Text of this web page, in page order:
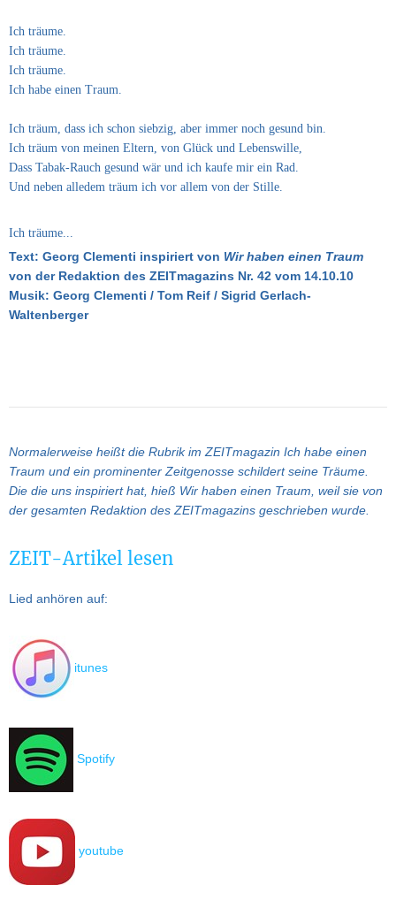
Ich träume.
Ich träume.
Ich träume.
Ich habe einen Traum.
Ich träum, dass ich schon siebzig, aber immer noch gesund bin.
Ich träum von meinen Eltern, von Glück und Lebenswille,
Dass Tabak-Rauch gesund wär und ich kaufe mir ein Rad.
Und neben alledem träum ich vor allem von der Stille.
Ich träume...
Text: Georg Clementi inspiriert von Wir haben einen Traum
von der Redaktion des ZEITmagazins Nr. 42 vom 14.10.10
Musik: Georg Clementi / Tom Reif / Sigrid Gerlach-
Waltenberger
Normalerweise heißt die Rubrik im ZEITmagazin Ich habe einen
Traum und ein prominenter Zeitgenosse schildert seine Träume.
Die die uns inspiriert hat, hieß Wir haben einen Traum, weil sie von
der gesamten Redaktion des ZEITmagazins geschrieben wurde.
ZEIT-Artikel lesen
Lied anhören auf:
itunes
Spotify
youtube